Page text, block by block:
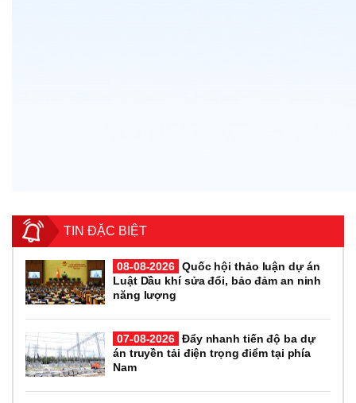
TIN ĐẶC BIỆT
08-08-2026 Quốc hội thảo luận dự án
Luật Dầu khí sửa đổi, bảo đảm an ninh
năng lượng
07-08-2026 Đẩy nhanh tiến độ ba dự
án truyền tải điện trọng điểm tại phía
Nam